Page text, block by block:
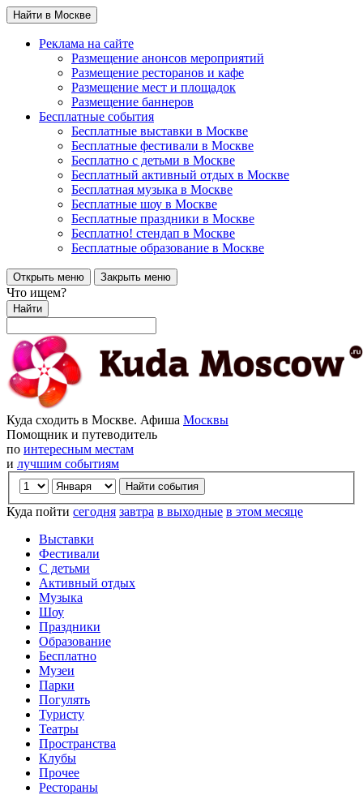
Найти в Москве
Реклама на сайте
Размещение анонсов мероприятий
Размещение ресторанов и кафе
Размещение мест и площадок
Размещение баннеров
Бесплатные события
Бесплатные выставки в Москве
Бесплатные фестивали в Москве
Бесплатно с детьми в Москве
Бесплатный активный отдых в Москве
Бесплатная музыка в Москве
Бесплатные шоу в Москве
Бесплатные праздники в Москве
Бесплатно! стендап в Москве
Бесплатные образование в Москве
Открыть меню Закрыть меню
Что ищем?
Найти
Куда сходить в Москве. Афиша Москвы
Помощник и путеводитель
по интересным местам
и лучшим событиям
Куда пойти сегодня завтра в выходные в этом месяце
Выставки
Фестивали
С детьми
Активный отдых
Музыка
Шоу
Праздники
Образование
Бесплатно
Музеи
Парки
Погулять
Туристу
Театры
Пространства
Клубы
Прочее
Рестораны